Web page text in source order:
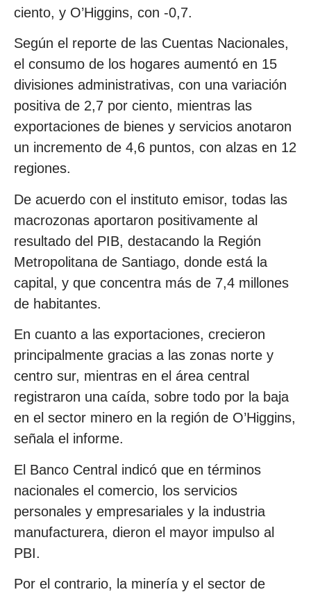
ciento, y O’Higgins, con -0,7.
Según el reporte de las Cuentas Nacionales,
el consumo de los hogares aumentó en 15
divisiones administrativas, con una variación
positiva de 2,7 por ciento, mientras las
exportaciones de bienes y servicios anotaron
un incremento de 4,6 puntos, con alzas en 12
regiones.
De acuerdo con el instituto emisor, todas las
macrozonas aportaron positivamente al
resultado del PIB, destacando la Región
Metropolitana de Santiago, donde está la
capital, y que concentra más de 7,4 millones
de habitantes.
En cuanto a las exportaciones, crecieron
principalmente gracias a las zonas norte y
centro sur, mientras en el área central
registraron una caída, sobre todo por la baja
en el sector minero en la región de O’Higgins,
señala el informe.
El Banco Central indicó que en términos
nacionales el comercio, los servicios
personales y empresariales y la industria
manufacturera, dieron el mayor impulso al
PBI.
Por el contrario, la minería y el sector de